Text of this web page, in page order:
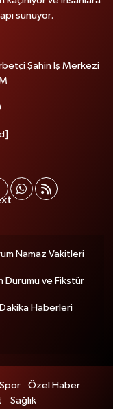
sunuyor.
Şahin İş Merkezi
Namaz Vakitleri
Durumu ve Fikstür
Haberleri
Spor
Özel Haber
Sağlık